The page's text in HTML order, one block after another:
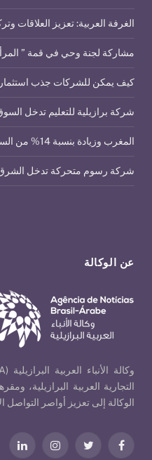
عن الوكالة
التجارية العربية البرازيلية،
الوكالة إلى تعزيز أواصر التواصل
فيسبوكتويتر الانستغراملينكدإن
الغرفة العربية: تعزيز العلاقات
مشاركة لجنة وحي في قمة ”
كيف يمكن للشركات جذب
شركة برازيلية للتعليم تدخل
المغرب وزيادة بنسبة 14% من السياح البرازيليين
شركة رسوم متحركة تدخل الشرق